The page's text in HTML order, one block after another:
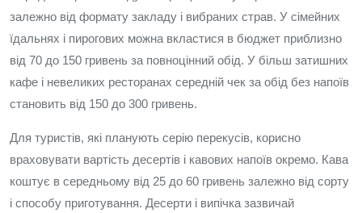
залежно від формату закладу і вибраних страв. У сімейних
їдальнях і пирогових можна вкластися в бюджет приблизно
від 70 до 150 гривень за повноцінний обід. У більш затишних
кафе і невеликих ресторанах середній чек за обід без напоїв
становить від 150 до 300 гривень.
Для туристів, які планують серію перекусів, корисно
враховувати вартість десертів і кавових напоїв окремо. Кава
коштує в середньому від 25 до 60 гривень залежно від сорту
і способу приготування. Десерти і випічка зазвичай